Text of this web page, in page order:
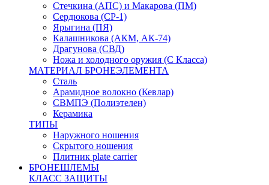
Стечкина (АПС) и Макарова (ПМ)
Сердюкова (СР-1)
Ярыгина (ПЯ)
Калашникова (АКМ, АК-74)
Драгунова (СВД)
Ножа и холодного оружия (С Класса)
МАТЕРИАЛ БРОНЕЭЛЕМЕНТА
Сталь
Арамидное волокно (Кевлар)
СВМПЭ (Полиэтелен)
Керамика
ТИПЫ
Наружного ношения
Скрытого ношения
Плитник plate carrier
БРОНЕШЛЕМЫ
КЛАСС ЗАЩИТЫ